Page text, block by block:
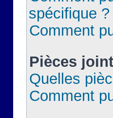
spécifique ?
Comment
Pièces
Quelles
Comment